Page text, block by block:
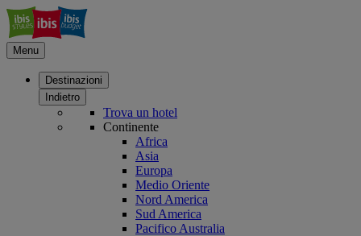
Menu
Destinazioni
Indietro
Trova un hotel
Continente
Africa
Asia
Europa
Medio Oriente
Nord America
Sud America
Pacifico Australia